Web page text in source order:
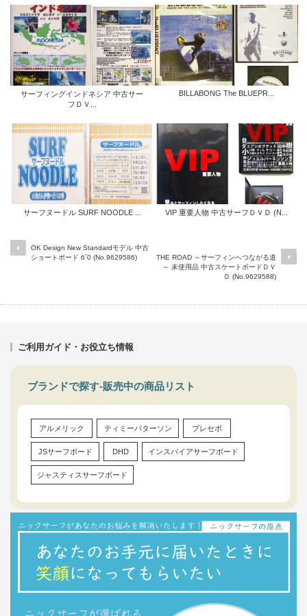
サーフィングインドネシア 中古サー
フＤＶ...
BILLABONG The BLUEPR...
サーフヌードル SURF NOODLE ... VIP 重要人物 中古サーフＤＶＤ (N...
OK Design New Standardモデル 中古
ショートボード 6`0 (No.9629586)
THE ROAD ～サーフィンへつながる道
～ 未使用品 中古スケートボードＤＶ
Ｄ (No.9629588)
ご利用ガイド・お役立ち情報
ブランドで探す-販売中の商品リスト
アルメリック ティミーパターソン プレセボ
JSサーフボード DHD インスパイアサーフボード
ジャスティスサーフボード